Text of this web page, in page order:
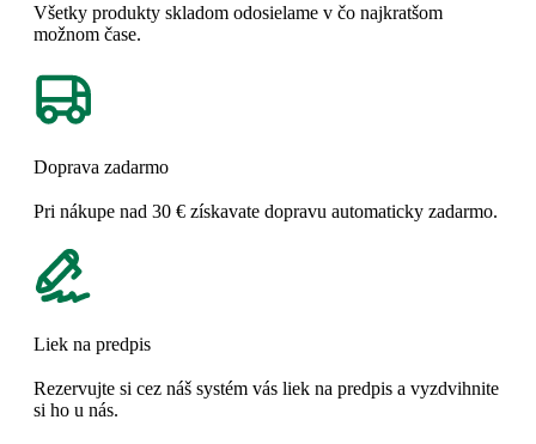
Všetky produkty skladom odosielame v čo najkratšom
možnom čase.
Doprava zadarmo
Pri nákupe nad 30 € získavate dopravu automaticky zadarmo.
Liek na predpis
Rezervujte si cez náš systém vás liek na predpis a vyzdvihnite
si ho u nás.